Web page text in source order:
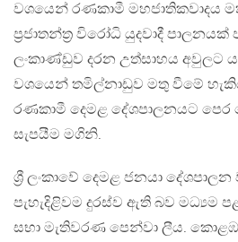
වශයෙන් රණකාමී මහජාතිකවාදය
ප්‍රජාතන්ත්‍ර විරෝධි යුදවාදී පාලනයක්
ලංකාණ්ඩුව දරන උත්සාහය අවුලට
වශයෙන් තමිල්නාඩුව මතු වීමේ
රණකාමී දෙමළ දේශපාලනයට
සැපයීම මගිනි.
ශ්‍රී ලංකාවේ දෙමළ ජනයා
පැහැදිළිවම දුරස්ව ඇති බව මධ්‍යම
සභා මැතිවරණ පෙන්වා ලීය.